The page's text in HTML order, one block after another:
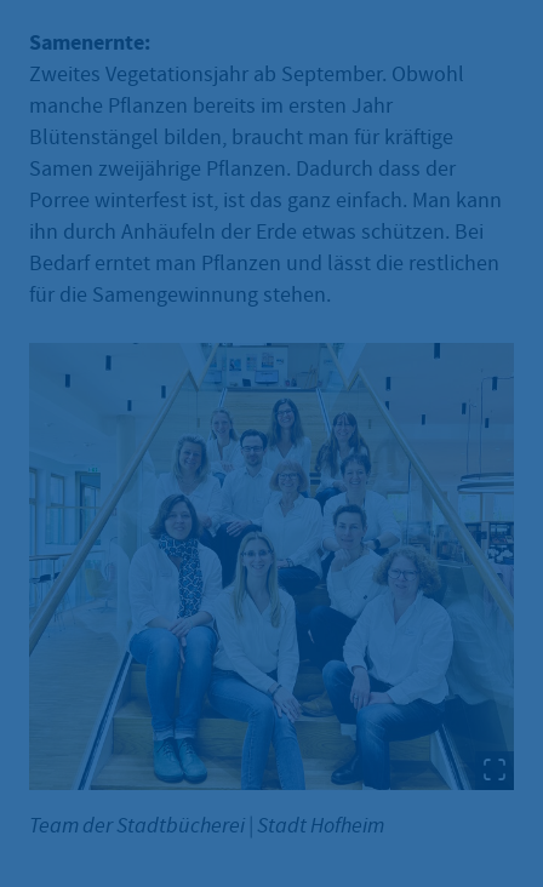
Samenernte:
Zweites Vegetationsjahr ab September. Obwohl
manche Pflanzen bereits im ersten Jahr
Blütenstängel bilden, braucht man für kräftige
Samen zweijährige Pflanzen. Dadurch dass der
Porree winterfest ist, ist das ganz einfach. Man kann
ihn durch Anhäufeln der Erde etwas schützen. Bei
Bedarf erntet man Pflanzen und lässt die restlichen
für die Samengewinnung stehen.
Team der Stadtbücherei | Stadt Hofheim